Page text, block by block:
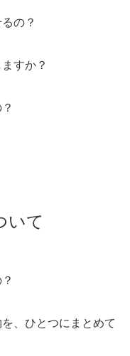
の？
すか？
いて
、ひとつにまとめて